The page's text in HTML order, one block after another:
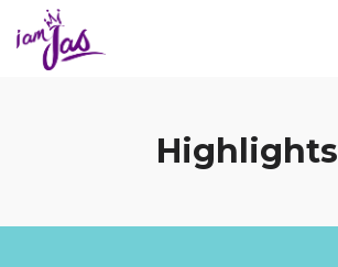
Highlights